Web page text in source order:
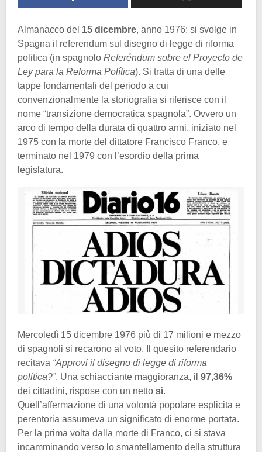
Almanacco del 15 dicembre, anno 1976: si svolge in
Spagna il referendum sul disegno di legge di riforma
politica (in spagnolo Referéndum sobre el Proyecto de
Ley para la Reforma Política). Si tratta di una delle
tappe fondamentali del periodo a cui
convenzionalmente la storiografia si riferisce con il
nome “transizione democratica spagnola”. Ovvero un
arco di tempo della durata di quattro anni, iniziato nel
1975 con la morte del dittatore Francisco Franco, e
terminato nel 1979 con l’esordio della prima
legislatura.
Mercoledì 15 dicembre 1976 più di 17 milioni e mezzo
di spagnoli si recarono al voto. Il quesito referendario
recitava “Approvi il disegno di legge di riforma
politica?”. Una schiacciante maggioranza, il 97,36%
dei cittadini, rispose con un netto sì.
Quell’affermazione di una volontà popolare esplicita e
perentoria assumeva un significato di enorme portata.
Per la prima volta dalla morte di Franco, ci si stava
incamminando verso lo smantellamento della struttura